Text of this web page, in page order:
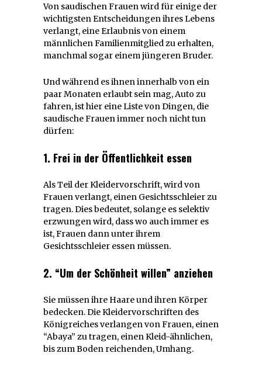
Von saudischen Frauen wird für einige der
wichtigsten Entscheidungen ihres Lebens
verlangt, eine Erlaubnis von einem
männlichen Familienmitglied zu erhalten,
manchmal sogar einem jüngeren Bruder.
Und während es ihnen innerhalb von ein
paar Monaten erlaubt sein mag, Auto zu
fahren, ist hier eine Liste von Dingen, die
saudische Frauen immer noch nicht tun
dürfen:
1. Frei in der Öffentlichkeit essen
Als Teil der Kleidervorschrift, wird von
Frauen verlangt, einen Gesichtsschleier zu
tragen. Dies bedeutet, solange es selektiv
erzwungen wird, dass wo auch immer es
ist, Frauen dann unter ihrem
Gesichtsschleier essen müssen.
2. “Um der Schönheit willen” anziehen
Sie müssen ihre Haare und ihren Körper
bedecken. Die Kleidervorschriften des
Königreiches verlangen von Frauen, einen
“Abaya” zu tragen, einen Kleid-ähnlichen,
bis zum Boden reichenden, Umhang.